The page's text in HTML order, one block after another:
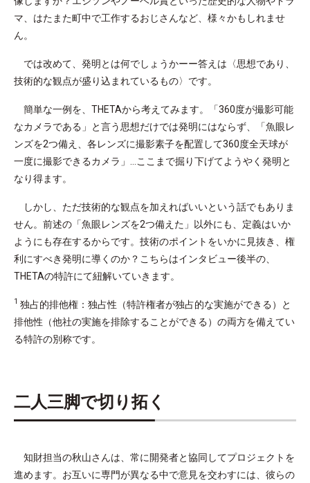
マ、はたまた町中で工作するおじさんなど、様々かもしれませ
ん。
では改めて、発明とは何でしょうかーー答えは〈思想であり、
技術的な観点が盛り込まれているもの〉です。
簡単な一例を、THETAから考えてみます。「360度が撮影可能
なカメラである」と言う思想だけでは発明にはならず、「魚眼レ
ンズを2つ備え、各レンズに撮影素子を配置して360度全天球が
一度に撮影できるカメラ」…ここまで掘り下げてようやく発明と
なり得ます。
しかし、ただ技術的な観点を加えればいいという話でもありま
せん。前述の「魚眼レンズを2つ備えた」以外にも、定義はいか
ようにも存在するからです。技術のポイントをいかに見抜き、権
利にすべき発明に導くのか？こちらはインタビュー後半の、
THETAの特許にて紐解いていきます。
1 独占的排他権：独占性（特許権者が独占的な実施ができる）と
排他性（他社の実施を排除することができる）の両方を備えてい
る特許の別称です。
二人三脚で切り拓く
知財担当の秋山さんは、常に開発者と協同してプロジェクトを
進めます。お互いに専門が異なる中で意見を交わすには、彼らの